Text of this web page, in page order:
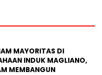
MAYORITAS DI
INDUK MAGLIANO,
MEMBANGUN